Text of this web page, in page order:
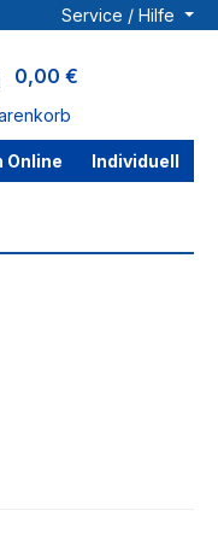
Service / Hilfe
0,00 €
Online Individuell